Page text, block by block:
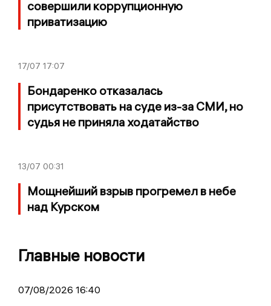
совершили коррупционную
приватизацию
17/07 17:07
Бондаренко отказалась
присутствовать на суде из-за СМИ, но
судья не приняла ходатайство
13/07 00:31
Мощнейший взрыв прогремел в небе
над Курском
Главные новости
07/08/2026 16:40